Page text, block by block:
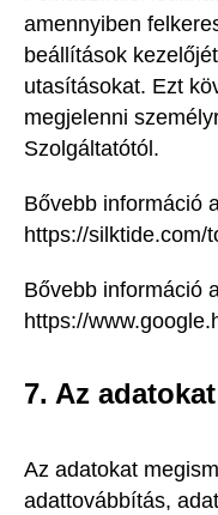
amennyiben
beállítások
utasításokat. Ezt
megjelenni
Szolgáltatótól.
Bővebb információ
https://silktide.com/
Bővebb információ
https://
7. Az
Az adatokat
adattovábbítás,